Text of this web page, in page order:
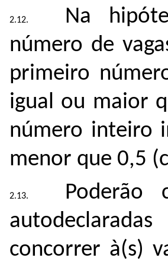
Na
número de
primeiro
igual ou maior
número inteiro
menor que 0,5
Poderão
concorrer à(s)